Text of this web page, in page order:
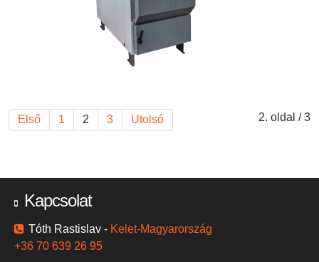
2. oldal / 3
Első 1 2 3 Utolsó
Kapcsolat
Tóth Rastislav - Kelet-Magyarország
+36 70 639 26 95